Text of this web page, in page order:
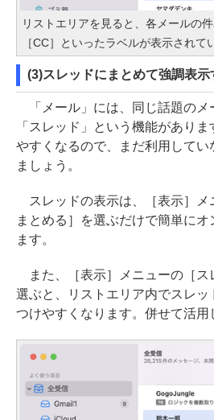
リストエリアを見ると、各メールの
［CC］といったラベルが表示されて
(3)スレッドにまとめて強調表示
「メール」には、同じ話題のメ
「スレッド」という機能があり
やすくなるので、まだ利用してい
ましょう。
スレッドの表示は、［表示］メ
まとめる］を選ぶだけで簡単に
ます。
また、［表示］メニューの［ス
選ぶと、リストエリア内でスレッ
つけやすくなります。併せて活用